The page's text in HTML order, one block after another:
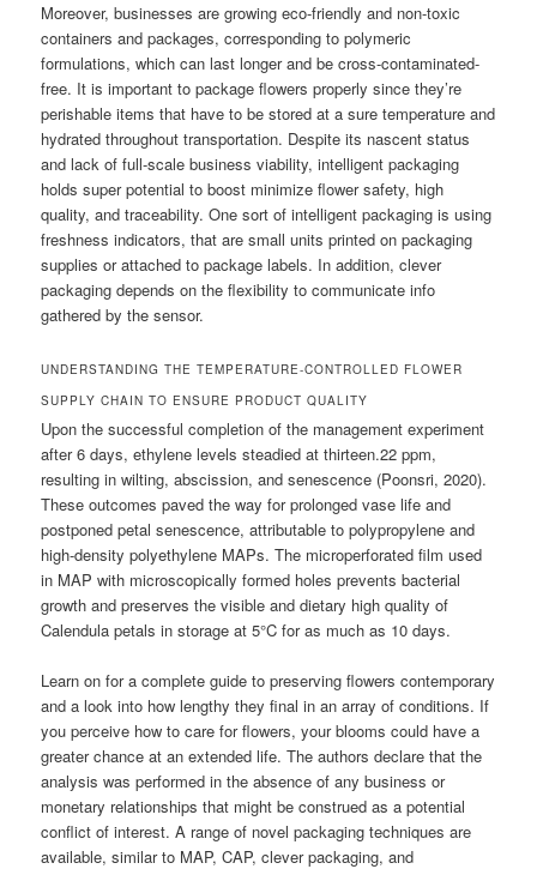
Moreover, businesses are growing eco-friendly and non-toxic
containers and packages, corresponding to polymeric
formulations, which can last longer and be cross-contaminated-
free. It is important to package flowers properly since they’re
perishable items that have to be stored at a sure temperature and
hydrated throughout transportation. Despite its nascent status
and lack of full-scale business viability, intelligent packaging
holds super potential to boost minimize flower safety, high
quality, and traceability. One sort of intelligent packaging is using
freshness indicators, that are small units printed on packaging
supplies or attached to package labels. In addition, clever
packaging depends on the flexibility to communicate info
gathered by the sensor.
UNDERSTANDING THE TEMPERATURE-CONTROLLED FLOWER
SUPPLY CHAIN TO ENSURE PRODUCT QUALITY
Upon the successful completion of the management experiment
after 6 days, ethylene levels steadied at thirteen.22 ppm,
resulting in wilting, abscission, and senescence (Poonsri, 2020).
These outcomes paved the way for prolonged vase life and
postponed petal senescence, attributable to polypropylene and
high-density polyethylene MAPs. The microperforated film used
in MAP with microscopically formed holes prevents bacterial
growth and preserves the visible and dietary high quality of
Calendula petals in storage at 5°C for as much as 10 days.
Learn on for a complete guide to preserving flowers contemporary
and a look into how lengthy they final in an array of conditions. If
you perceive how to care for flowers, your blooms could have a
greater chance at an extended life. The authors declare that the
analysis was performed in the absence of any business or
monetary relationships that might be construed as a potential
conflict of interest. A range of novel packaging techniques are
available, similar to MAP, CAP, clever packaging, and